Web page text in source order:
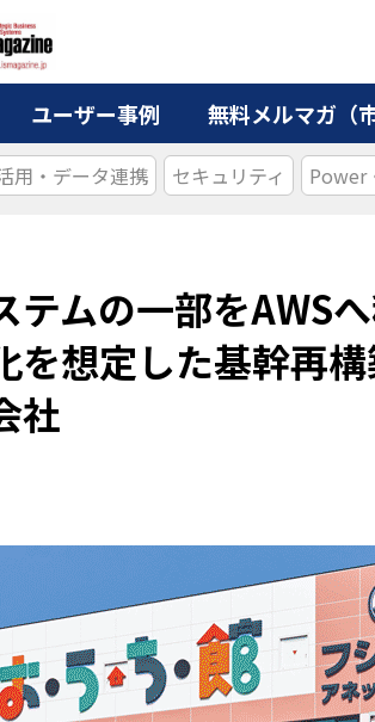
ユーザー事例 無料メルマガ（
用・データ連携 セキュリティ Power
テムの一部をAWS
を想定した基幹再
社